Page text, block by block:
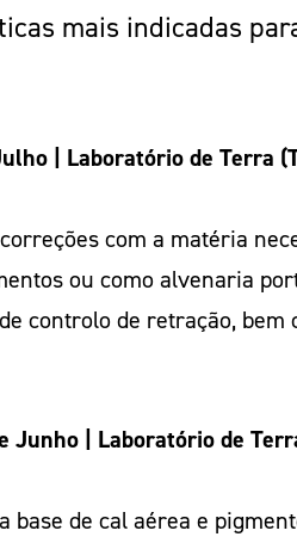
mais indicadas
| Laboratório de Terra
com a matéria
ou como alvenaria
controlo de retração, bem
Junho | Laboratório de
base de cal aérea e